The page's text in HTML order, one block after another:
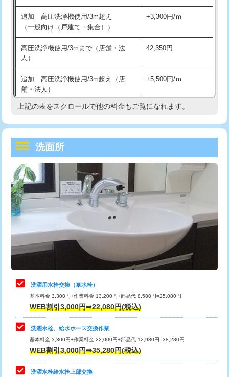
マス交換（深さ50㎝以上） 66,000円
コンクリート斫り（厚さ10㎝まで） 27,500円
コンクリート斫り（厚さ10㎝超え）
モルタル補修（厚さ10㎝まで）
モルタル補修（厚さ10㎝超え） 38,500円
洗面台設置 38,500円
追加人工
廃棄・処分 現場見積
※給水管工事は20mmまでの価格です。
持込商品取付（混合水栓） 16,500円
給水管工事※（ホール加工)
給水管工事※（バンド止め) 3,300円
給水管工事※（支持金具設置) 5,500円
給水管工事※（保温材使用（バンド止
め込み）)
5,500円
給水管工事※（土の掘削・埋め戻し作
業)
11,000円
給水管工事※（塩ビ管（VP・HI）使
用/3ｍまで)
33,000円
給水管工事※（塩ビ管（VP・HI）使
用（追加）/3ｍ超え)
給水管工事※（ライニング鋼管・銅
管・ポリ管・HT管使用/3ｍまで)
44,000円
給水管工事※（ライニング鋼管・銅
管・ポリ管・HT管使用/3ｍ超え)
排水管工事（土の掘削・埋め戻し作
業）
排水管工事（排水管工事/3ｍまで） 55,000円
排水管工事（追加 排水管工事/3ｍ超
追加 高圧洗浄機使用/3m超え
（一般向け（戸建て・集合））
+3,300円/ｍ
高圧洗浄機使用/3mまで（店舗・法
人）
42,350円
追加 高圧洗浄機使用/3m超え（店
舗・法人）
+5,500円/ｍ
高度高圧洗浄換 現地調査
トーラー機使用/3mまで
追加トーラー機使用/3m超え +3,300円
カメラ調査 33,000円
桝清掃
止水・漏水調査・防水処理・清掃・修
理・調整・分解・加工など（軽作業）
11,000円
止水・漏水調査・防水処理・清掃・修
理・調整・分解・加工など（中作業）
22,000円
止水・漏水調査・防水処理・清掃・修
理・調整・分解・加工など（重作業）
33,000円
キッチンタンク脱着
その他部品の脱着
交換・取付（タンク）
上記の表をスクロールで他の料金もご覧になれます。
洗面所
洗濯用水栓交換（単水栓）
基本料金 3,300円+作業料金 13,200円+部品代 8,580円=25,080円
WEB割引3,000円➡22,080円(税込)
洗濯水栓、給水ホース交換作業
基本料金 3,300円+作業料金 22,000円+部品代 12,980円=38,280円
WEB割引3,000円➡35,280円(税込)
洗濯水栓給水栓上部交換